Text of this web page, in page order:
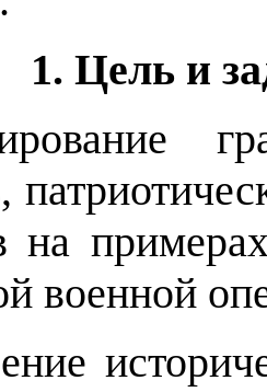
1. Цель и
на
военной